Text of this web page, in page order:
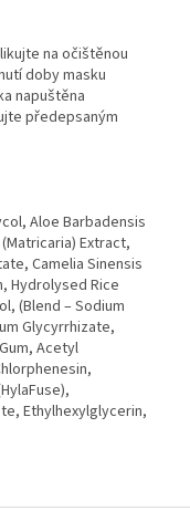
na očištěnou
doby masku
napuštěna
předepsaným
Aloe Barbadensis
Extract,
Camelia Sinensis
Hydrolysed Rice
(Blend – Sodium
Glycyrrhizate,
Acetyl
Ethylhexylglycerin,